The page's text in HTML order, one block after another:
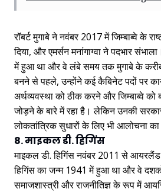
रॉबर्ट मुगाबे ने नवंबर 2017 में जिम्बाब्वे के
दिया, और एमर्सन मनांगाग्वा ने पदभार
में हुआ था और वे लंबे समय तक मुगाबे के
बनने से पहले, उन्होंने कई कैबिनेट पदों पर
अर्थव्यवस्था को ठीक करने और जिम्बाब्वे को
जोड़ने के बारे में रहा है। लेकिन उनकी
लोकतांत्रिक सुधारों के लिए भी आलोचना का
8. माइकल डी. हिगिंस
माइकल डी. हिगिंस नवंबर 2011 से आयरलैंड
हिगिंस का जन्म 1941 में हुआ था और वे
समाजशास्त्री और राजनीतिज्ञ के रूप में